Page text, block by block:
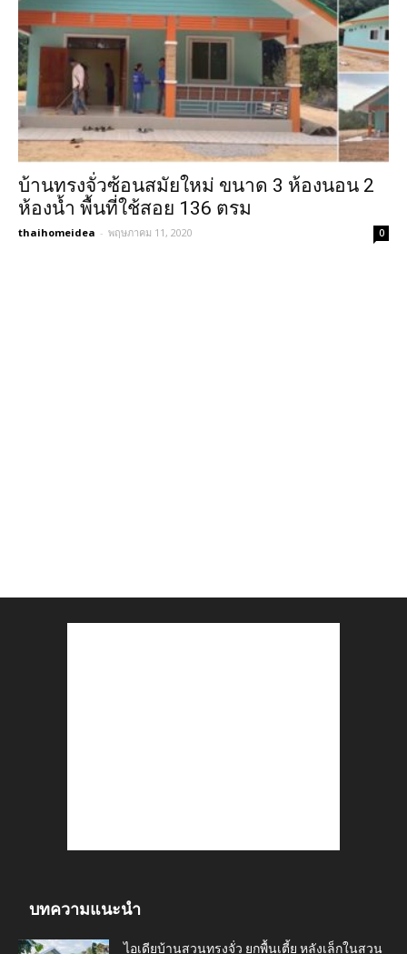
บ้านทรงจั่วซ้อนสมัยใหม่ ขนาด 3 ห้องนอน 2
ห้องน้ำ พื้นที่ใช้สอย 136 ตรม
thaihomeidea - พฤษภาคม 11, 2020 0
บทความแนะนำ
ไอเดียบ้านสวนทรงจั่ว ยกพื้นเตี้ย หลังเล็กในสวน